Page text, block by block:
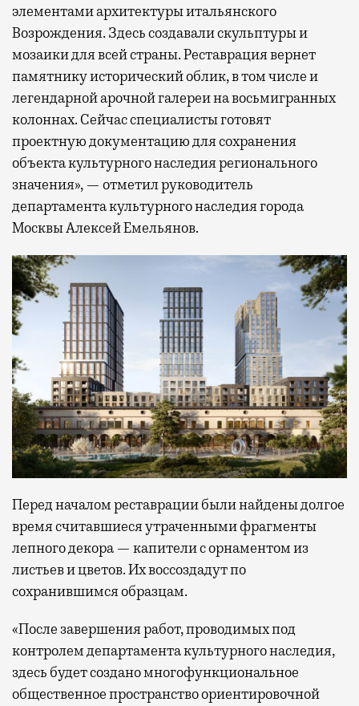
элементами архитектуры итальянского
Возрождения. Здесь создавали скульптуры и
мозаики для всей страны. Реставрация вернет
памятнику исторический облик, в том числе и
легендарной арочной галереи на восьмигранных
колоннах. Сейчас специалисты готовят
проектную документацию для сохранения
объекта культурного наследия регионального
значения», — отметил руководитель
департамента культурного наследия города
Москвы Алексей Емельянов.
Перед началом реставрации были найдены долгое
время считавшиеся утраченными фрагменты
лепного декора — капители с орнаментом из
листьев и цветов. Их воссоздадут по
сохранившимся образцам.
«После завершения работ, проводимых под
контролем департамента культурного наследия,
здесь будет создано многофункциональное
общественное пространство ориентировочной